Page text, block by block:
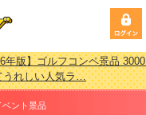
年版】ゴルフコンペ景品
年版】結婚式の二次会で貰っ
年版】ゴルフコンペ景品
れしい人気ラ…
ベント景品